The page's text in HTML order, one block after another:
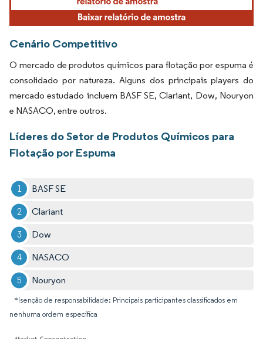
Cenário Competitivo
O mercado de produtos químicos para flotação por espuma é
consolidado por natureza. Alguns dos principais players do
mercado estudado incluem BASF SE, Clariant, Dow, Nouryon
e NASACO, entre outros.
Líderes do Setor de Produtos Químicos para
Flotação por Espuma
BASF SE
Clariant
Dow
NASACO
Nouryon
*Isenção de responsabilidade: Principais participantes classificados em
nenhuma ordem específica